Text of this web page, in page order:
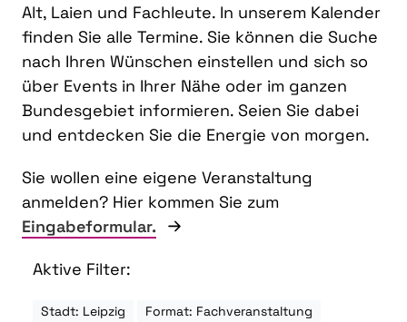
Alt, Laien und Fachleute. In unserem Kalender
finden Sie alle Termine. Sie können die Suche
nach Ihren Wünschen einstellen und sich so
über Events in Ihrer Nähe oder im ganzen
Bundesgebiet informieren. Seien Sie dabei
und entdecken Sie die Energie von morgen.
Sie wollen eine eigene Veranstaltung
anmelden? Hier kommen Sie zum
Eingabeformular.
Aktive Filter:
Stadt: Leipzig
Format: Fachveranstaltung